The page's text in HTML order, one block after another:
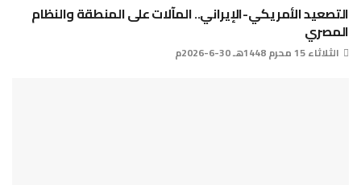
التصعيد الأمريكي-الإيراني.. المآلات على المنطقة والنظام
المصري
الثلاثاء 15 محرم 1448هـ 30-6-2026م